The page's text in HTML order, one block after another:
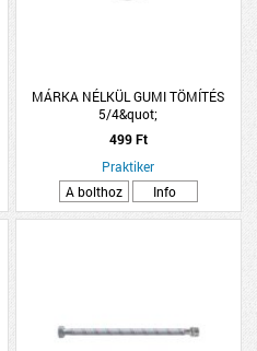
MÁRKA NÉLKÜL GUMI TÖMÍTÉS
5/4&quot;
499 Ft
Praktiker
A bolthoz
Info